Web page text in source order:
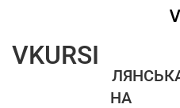
ФОП
ВАЛЕНТИНІВНА
VKURSI